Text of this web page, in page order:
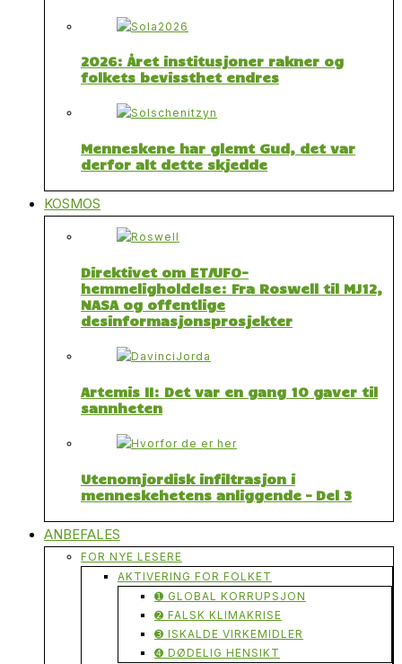
2026: Året institusjoner rakner og
folkets bevissthet endres
Menneskene har glemt Gud, det var
derfor alt dette skjedde
KOSMOS
Direktivet om ET/UFO-
hemmeligholdelse: Fra Roswell til MJ12,
NASA og offentlige
desinformasjonsprosjekter
Artemis II: Det var en gang 10 gaver til
sannheten
Utenomjordisk infiltrasjon i
menneskehetens anliggende – Del 3
ANBEFALES
FOR NYE LESERE
AKTIVERING FOR FOLKET
➊ GLOBAL KORRUPSJON
➋ FALSK KLIMAKRISE
➌ ISKALDE VIRKEMIDLER
➍ DØDELIG HENSIKT